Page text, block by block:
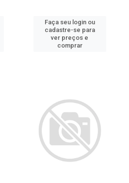
Faça seu login ou
cadastre-se para
ver preços e
comprar